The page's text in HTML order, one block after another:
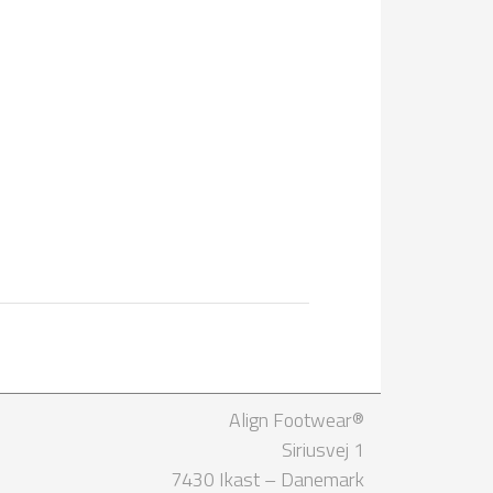
Align Footwear®
Siriusvej 1
7430 Ikast – Danemark